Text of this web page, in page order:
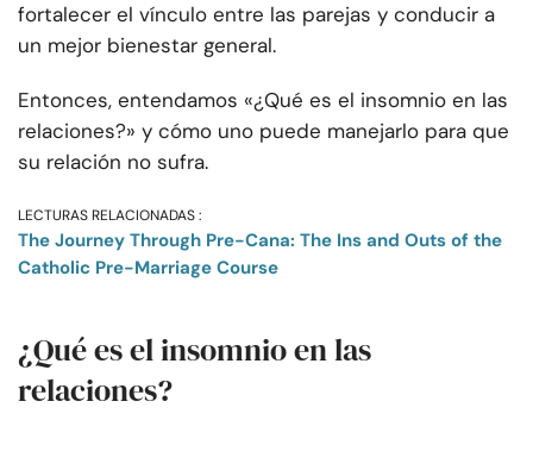
fortalecer el vínculo entre las parejas y conducir a
un mejor bienestar general.
Entonces, entendamos «¿Qué es el insomnio en las
relaciones?» y cómo uno puede manejarlo para que
su relación no sufra.
LECTURAS RELACIONADAS :
The Journey Through Pre-Cana: The Ins and Outs of the
Catholic Pre-Marriage Course
¿Qué es el insomnio en las
relaciones?